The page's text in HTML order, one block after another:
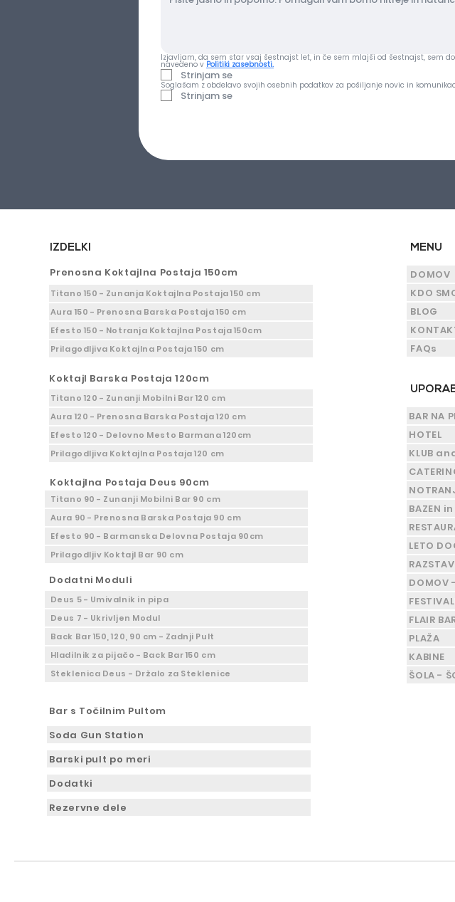
Izjavljam, da sem star vsaj šestnajst let, in če sem mlajši od šestnajst, sem
navedeno v Politiki zasebnosti.
Strinjam se
Soglašam z obdelavo svojih osebnih podatkov za pošiljanje novic in
Strinjam se
IZDELKI
Prenosna Koktajlna Postaja 150cm
Titano 150 - Zunanja Koktajlna Postaja 150 cm
Aura 150 - Prenosna Barska Postaja 150 cm
Efesto 150 - Notranja Koktajlna Postaja 150cm
Prilagodljiva Koktajlna Postaja 150 cm
Koktajl Barska Postaja 120cm
Titano 120 - Zunanji Mobilni Bar 120 cm
Aura 120 - Prenosna Barska Postaja 120 cm
Efesto 120 - Delovno Mesto Barmana 120cm
Prilagodljiva Koktajlna Postaja 120 cm
Koktajlna Postaja Deus 90cm
Titano 90 - Zunanji Mobilni Bar 90 cm
Aura 90 - Prenosna Barska Postaja 90 cm
Efesto 90 - Barmanska Delovna Postaja 90cm
Prilagodljiv Koktajl Bar 90 cm
Dodatni Moduli
Deus 5 - Umivalnik in pipa
Deus 7 - Ukrivljen Modul
Back Bar 150, 120, 90 cm - Zadnji Pult
Hladilnik za pijačo - Back Bar 150 cm
Steklenica Deus - Držalo za Steklenice
Bar s Točilnim Pultom
Soda Gun Station
Barski pult po meri
Dodatki
Rezervne dele
MENU
DOMOV
KDO
BLOG
FAQs
BAR NA
HOTEL
KLUB
BAZEN in
LETO
DOMOV
FLAIR
PLAŽA
KABINE
ŠOLA -